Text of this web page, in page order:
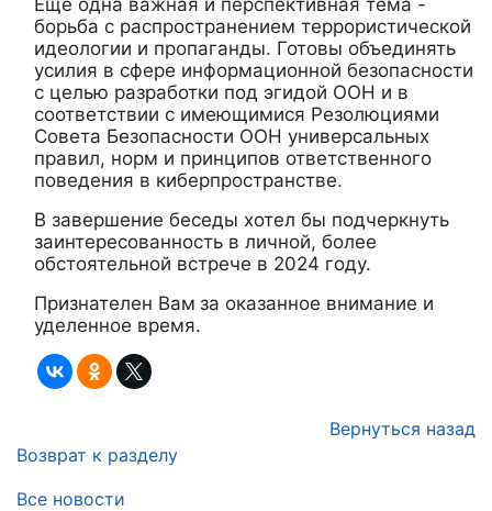
борьба с распространением террористической
идеологии и пропаганды. Готовы объединять
усилия в сфере информационной безопасности
с целью разработки под эгидой ООН и в
соответствии с имеющимися Резолюциями
Совета Безопасности ООН универсальных
правил, норм и принципов ответственного
поведения в киберпространстве.
В завершение беседы хотел бы подчеркнуть
заинтересованность в личной, более
обстоятельной встрече в 2024 году.
Признателен Вам за оказанное внимание и
уделенное время.
Вернуться назад
Возврат к разделу
Все новости